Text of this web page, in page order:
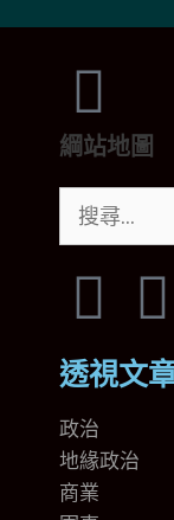
綱站地圖
透視文
政治
地緣政治
商業